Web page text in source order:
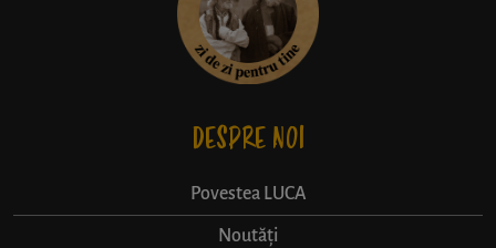
DESPRE NOI
Povestea LUCA
Noutăți